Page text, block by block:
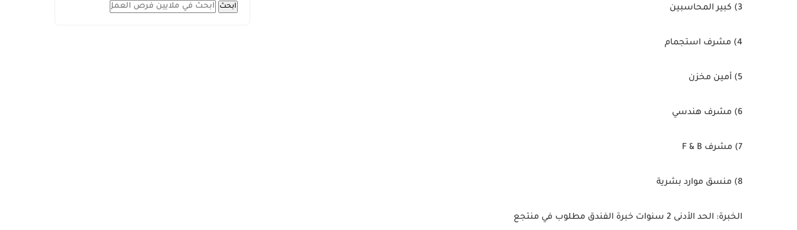
3) كبير المحاسبين
4) مشرف استجمام
5) أمين مخزن
6) مشرف هندسي
7) مشرف F & B
8) منسق موارد بشرية
الخبرة: الحد الأدنى 2 سنوات خبرة الفندق مطلوب في منتجع
ابحث